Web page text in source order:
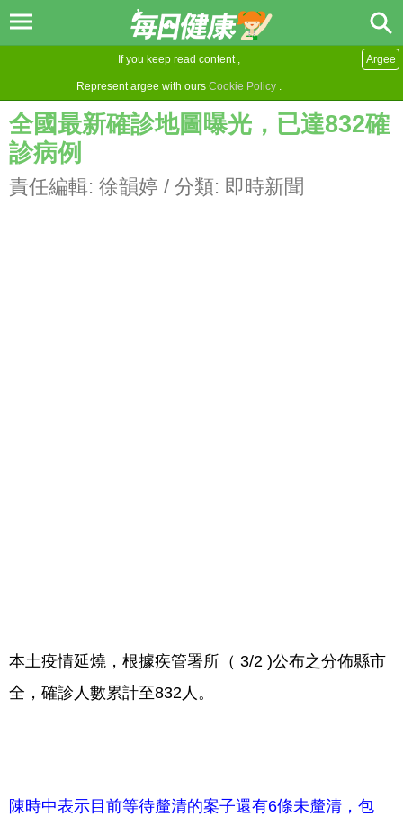
If you keep read content ,
Represent argee with ours Cookie Policy .
Argee
全國最新確診地圖曝光，已達832確
診病例
責任編輯: 徐韻婷 / 分類: 即時新聞
本土疫情延燒，根據疾管署所（ 3/2 )公布之分佈縣市
全，確診人數累計至832人。
陳時中表示目前等待釐清的案子還有6條未釐清，包